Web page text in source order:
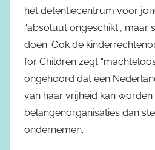
het detentiecentrum voor
“absoluut ongeschikt”, maar
doen. Ook de
for Children zegt
ongehoord dat een
van haar vrijheid kan
belangenorganisaties dan
ondernemen.